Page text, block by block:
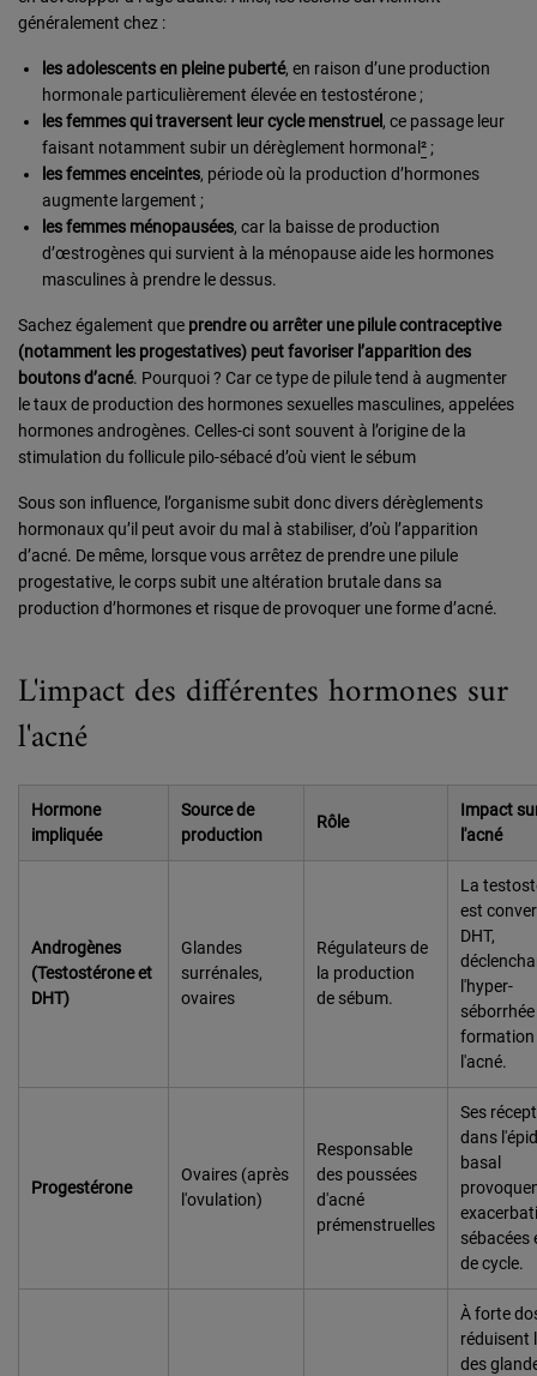
généralement chez :
les adolescents en pleine puberté, en raison d’une production
hormonale particulièrement élevée en testostérone ;
les femmes qui traversent leur cycle menstruel, ce passage leur
faisant notamment subir un dérèglement hormonal ² ;
les femmes enceintes, période où la production d’hormones
augmente largement ;
les femmes ménopausées, car la baisse de production
d’œstrogènes qui survient à la ménopause aide les hormones
masculines à prendre le dessus.
Sachez également que prendre ou arrêter une pilule contraceptive
(notamment les progestatives) peut favoriser l’apparition des
boutons d’acné. Pourquoi ? Car ce type de pilule tend à augmenter
le taux de production des hormones sexuelles masculines, appelées
hormones androgènes. Celles-ci sont souvent à l’origine de la
stimulation du follicule pilo-sébacé d’où vient le sébum
Sous son influence, l’organisme subit donc divers dérèglements
hormonaux qu’il peut avoir du mal à stabiliser, d’où l’apparition
d’acné. De même, lorsque vous arrêtez de prendre une pilule
progestative, le corps subit une altération brutale dans sa
production d’hormones et risque de provoquer une forme d’acné.
L'impact des différentes hormones sur
l'acné
Hormone
impliquée
Source de
production
Rôle
Impact
l'acné
Androgènes
(Testostérone et
DHT)
Glandes
surrénales,
ovaires
Régulateurs de
la production
de sébum.
La
est
DHT,
l'hyper-
formation
l'acné.
Progestérone
Ovaires (après
l'ovulation)
Responsable
des poussées
d'acné
prémenstruelles
Ses
dans
basal
sébacées
de cycle.
À forte
réduisent
des